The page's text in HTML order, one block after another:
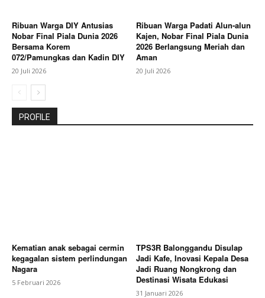
Ribuan Warga DIY Antusias
Nobar Final Piala Dunia 2026
Bersama Korem
072/Pamungkas dan Kadin DIY
20 Juli 2026
Ribuan Warga Padati Alun-alun
Kajen, Nobar Final Piala Dunia
2026 Berlangsung Meriah dan
Aman
20 Juli 2026
PROFILE
Kematian anak sebagai cermin
kegagalan sistem perlindungan
Nagara
5 Februari 2026
TPS3R Balonggandu Disulap
Jadi Kafe, Inovasi Kepala Desa
Jadi Ruang Nongkrong dan
Destinasi Wisata Edukasi
31 Januari 2026